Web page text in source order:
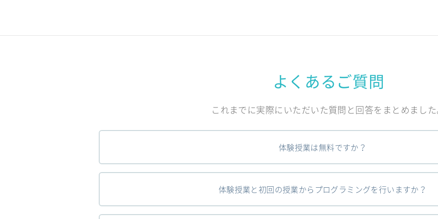
よくあるご質問
これまでに実際にいただいた質問と回答をまとめまし
体験授業は無料ですか？
体験授業と初回の授業からプログラミングを行いますか？